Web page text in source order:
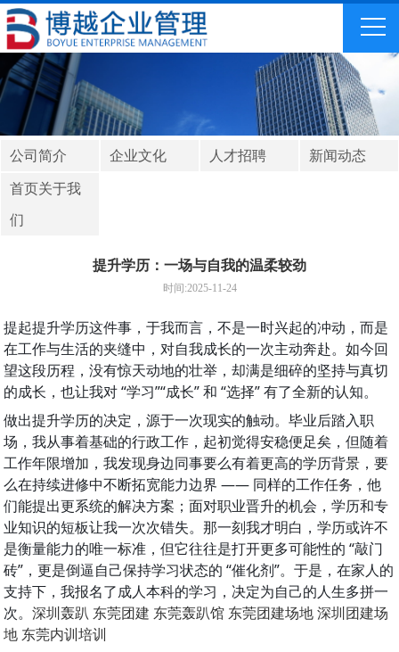
公司简介 企业文化 人才招聘 新闻动态
首页关于我
们
提升学历：一场与自我的温柔较劲
时间:2025-11-24
提起提升学历这件事，于我而言，不是一时兴起的冲动，而是
在工作与生活的夹缝中，对自我成长的一次主动奔赴。如今回
望这段历程，没有惊天动地的壮举，却满是细碎的坚持与真切
的成长，也让我对 “学习”“成长” 和 “选择” 有了全新的认知。
做出提升学历的决定，源于一次现实的触动。毕业后踏入职
场，我从事着基础的行政工作，起初觉得安稳便足矣，但随着
工作年限增加，我发现身边同事要么有着更高的学历背景，要
么在持续进修中不断拓宽能力边界 —— 同样的工作任务，他
们能提出更系统的解决方案；面对职业晋升的机会，学历和专
业知识的短板让我一次次错失。那一刻我才明白，学历或许不
是衡量能力的唯一标准，但它往往是打开更多可能性的 “敲门
砖”，更是倒逼自己保持学习状态的 “催化剂”。于是，在家人的
支持下，我报名了成人本科的学习，决定为自己的人生多拼一
次。深圳轰趴 东莞团建 东莞轰趴馆 东莞团建场地 深圳团建场
地 东莞内训培训